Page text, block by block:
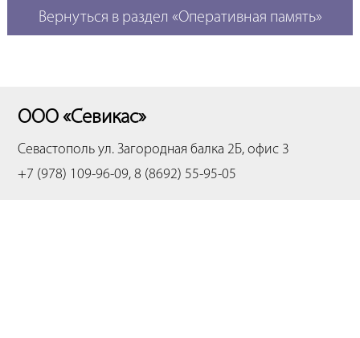
Вернуться в раздел «Оперативная память»
ООО «Севикас»
Севастополь ул. Загородная балка 2Б, офис 3
+7 (978) 109-96-09, 8 (8692) 55-95-05